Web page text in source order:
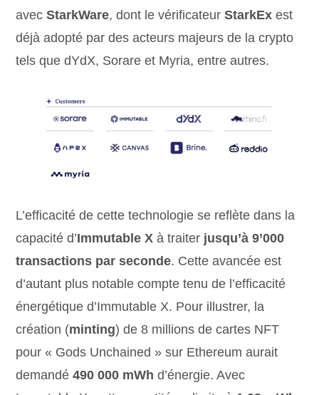
avecStarkWare, dont le vérificateurStarkEx est
déjà adopté par des acteurs majeurs de la crypto
tels que dYdX, Sorare et Myria, entre autres.
L’efficacité de cette technologie se reflète dans la
capacité d’Immutable X à traiter jusqu’à 9’000
transactions par seconde. Cette avancée est
d’autant plus notable compte tenu de l’efficacité
énergétique d’Immutable X. Pour illustrer, la
création (minting) de 8 millions de cartes NFT
pour « Gods Unchained » sur Ethereum aurait
demandé490 000 mWh d’énergie. Avec